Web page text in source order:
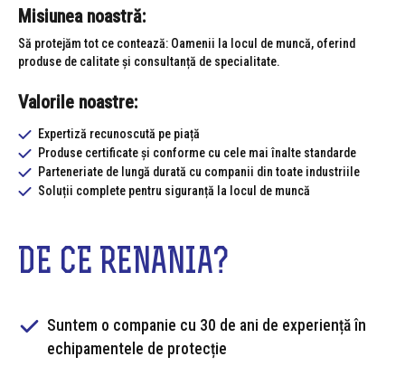
Misiunea noastră:
Să protejăm tot ce contează: Oamenii la locul de muncă, oferind
produse de calitate și consultanță de specialitate.
Valorile noastre:
Expertiză recunoscută pe piață
Produse certificate și conforme cu cele mai înalte standarde
Parteneriate de lungă durată cu companii din toate industriile
Soluții complete pentru siguranță la locul de muncă
DE CE RENANIA?
Suntem o companie cu 30 de ani de experiență în
echipamentele de protecție